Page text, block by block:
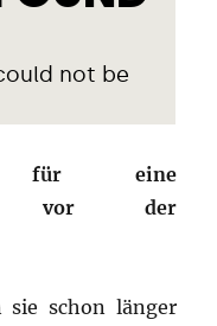
für eine
vor der
sie schon länger